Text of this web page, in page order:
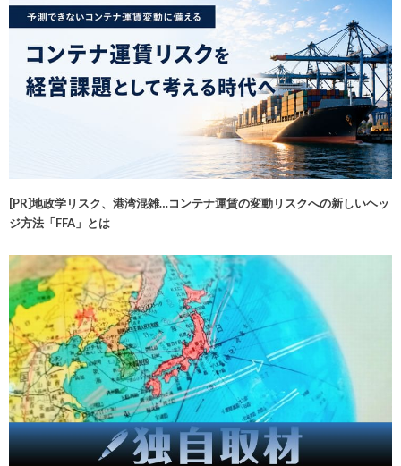
[PR]地政学リスク、港湾混雑…コンテナ運賃の変動リスクへの新しいヘッ
ジ方法「FFA」とは